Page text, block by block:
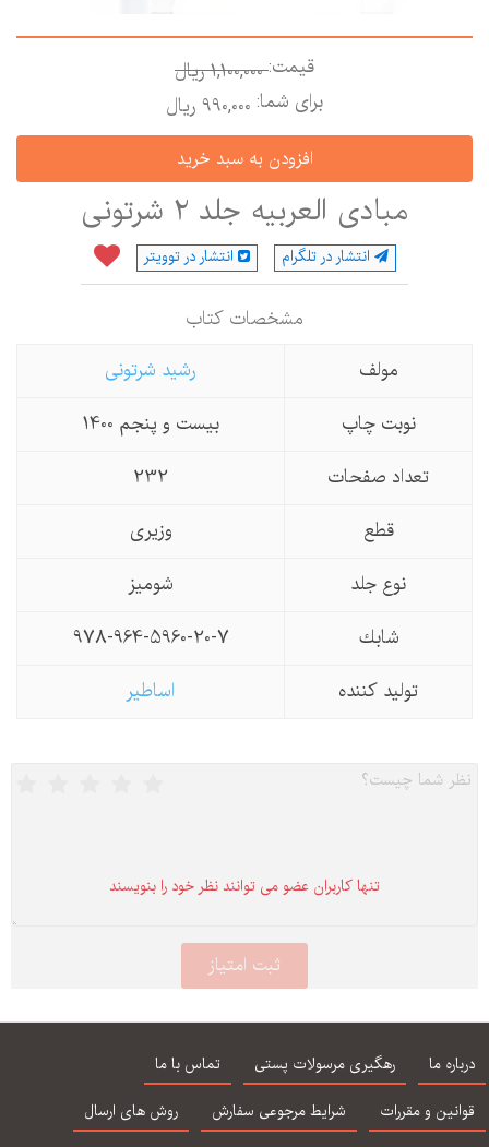
قیمت:1,100,000 ريال
برای شما: 990,000 ريال
مبادی العربیه جلد 2 شرتونی
انتشار در تلگرام انتشار در توویتر
مشخصات كتاب
مولف
رشید شرتونی
نوبت چاپ
بیست و پنجم 1400
تعداد صفحات
232
قطع
وزیری
نوع جلد
شومیز
شابك
978-964-5960-20-7
تولید كننده
اساطیر
تنها كاربران عضو می توانند نظر خود را بنویسند
درباره ما رهگیری مرسولات پستی
تماس با ما
قوانین و مقررات
شرایط مرجوعی سفارش روش های ارسال